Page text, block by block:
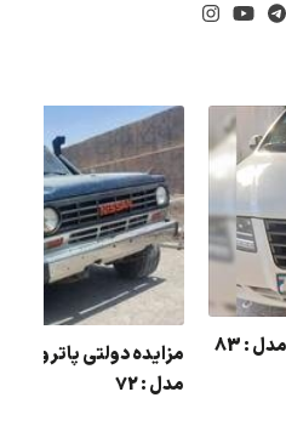
مزایده دولتی پاترول
مدل : 72
: 83